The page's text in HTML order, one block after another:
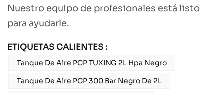
Nuestro equipo de profesionales está listo
para ayudarle.
ETIQUETAS CALIENTES :
Tanque De Aire PCP TUXING 2L Hpa Negro
Tanque De Aire PCP 300 Bar Negro De 2L